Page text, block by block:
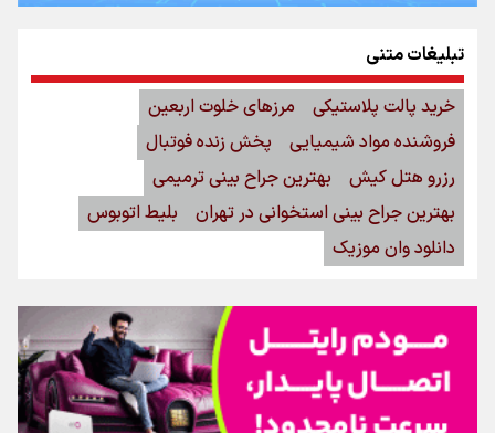
تبلیغات متنی
خرید پالت پلاستیکی
مرزهای خلوت اربعین
فروشنده مواد شیمیایی
پخش زنده فوتبال
رزرو هتل کیش
بهترین جراح بینی ترمیمی
بهترین جراح بینی استخوانی در تهران
بلیط اتوبوس
دانلود وان موزیک